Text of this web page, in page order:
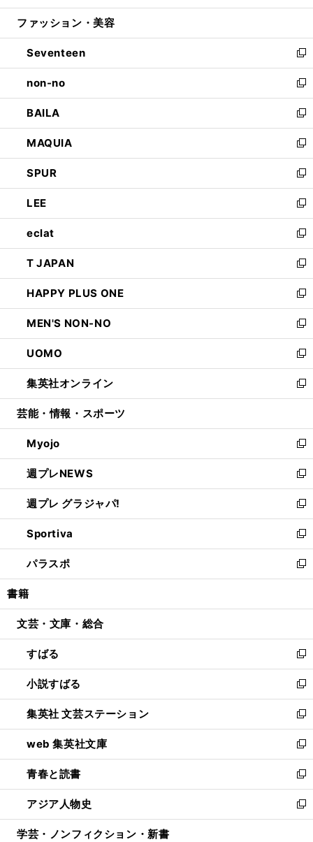
開
ウ
開
く
ン
ウ
で
開
く
ウ
ン
ド
ウ
で
開
く
ファッション・美容
Seventeen
新
し
い
ウ
ィ
ン
ド
ウ
で
開
く
non-no
新
し
い
ウ
ィ
ン
ド
ウ
で
開
く
BAILA
新
し
い
ウ
ィ
ン
ド
ウ
で
開
く
MAQUIA
新
し
い
ウ
ィ
ン
ド
ウ
で
開
く
SPUR
新
し
い
ウ
ィ
ン
ド
ウ
で
開
く
LEE
新
し
い
ウ
ィ
ン
ド
ウ
で
開
く
eclat
新
し
い
ウ
ィ
ン
ド
ウ
で
開
く
T JAPAN
新
し
い
ウ
ィ
ン
ド
ウ
で
開
HAPPY PLUS ONE
新
し
い
ウ
ィ
ン
ド
ウ
開
く
MEN'S NON-NO
新
し
い
ウ
ィ
ン
ウ
で
開
く
UOMO
新
し
い
ウ
ン
ド
ウ
で
開
く
集英社オンライン
新
し
ウ
ィ
ン
ド
ウ
で
開
く
芸能・情報・スポーツ
Myojo
新
し
い
ウ
ィ
ン
ド
ウ
で
開
週プレNEWS
新
し
い
ウ
ィ
ン
ド
ウ
開
週プレ グラジャパ!
新
し
い
ウ
ィ
ン
ウ
開
く
Sportiva
新
し
い
ウ
ン
ウ
で
開
く
パラスポ
新
し
ウ
ン
ド
ウ
で
開
く
書籍
文芸・文庫・総合
すばる
新
し
い
ウ
ィ
ン
ド
ウ
で
開
く
小説すばる
新
し
い
ウ
ィ
ン
ド
ウ
で
開
集英社 文芸ステーション
新
し
い
ウ
ィ
ン
ド
ウ
web 集英社文庫
新
し
い
ウ
ィ
ン
青春と読書
新
し
い
ウ
アジア人物史
新
し
学芸・ノンフィクション・新書